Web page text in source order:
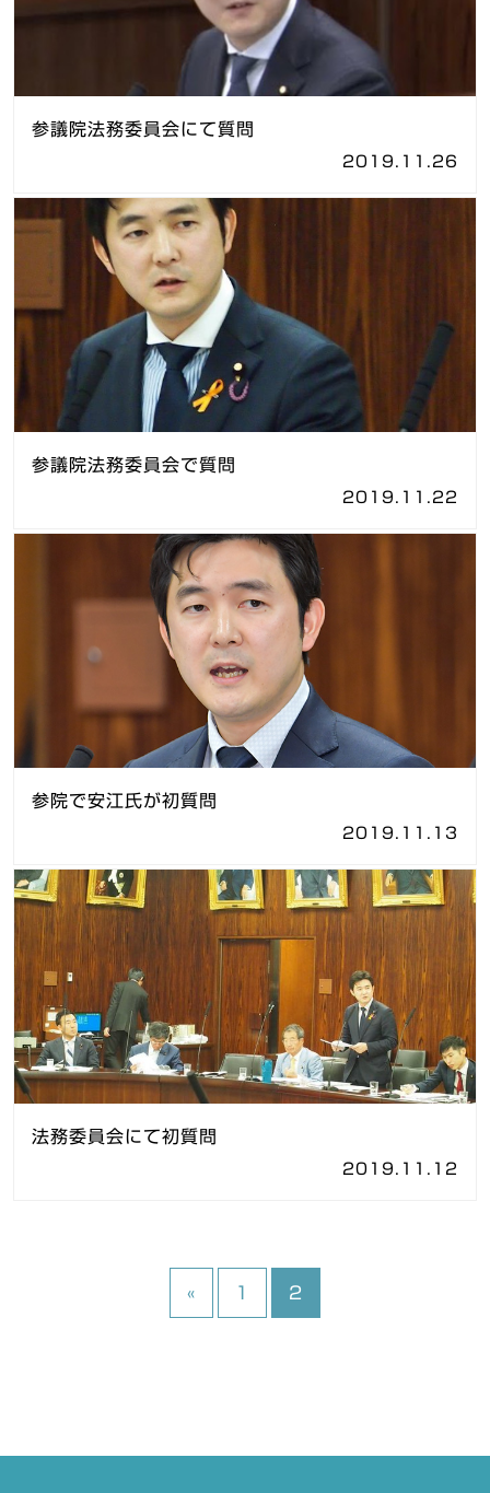
参議院法務委員会にて質問
2019.11.26
参議院法務委員会で質問
2019.11.22
参院で安江氏が初質問
2019.11.13
法務委員会にて初質問
2019.11.12
« 1 2